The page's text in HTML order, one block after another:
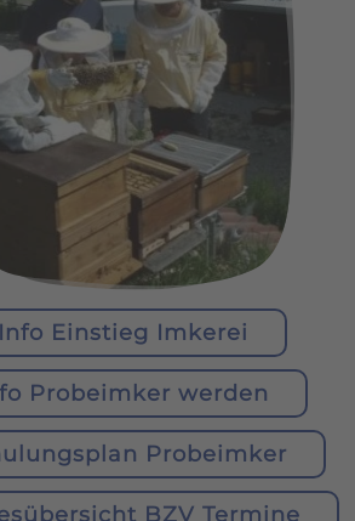
Info Einstieg Imkerei
Probeimker werden
Probeimker
BZV Termine